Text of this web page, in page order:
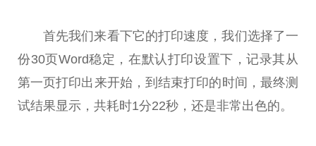
首先我们来看下它的打印速度，我们选择了一
份30页Word稳定，在默认打印设置下，记录其从
第一页打印出来开始，到结束打印的时间，最终测
试结果显示，共耗时1分22秒，还是非常出色的。